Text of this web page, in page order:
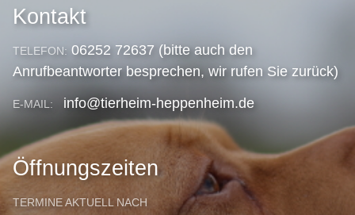
Kontakt
TELEFON: 06252 72637 (bitte auch den
Anrufbeantworter besprechen, wir rufen Sie zurück)
E-MAIL: info@tierheim-heppenheim.de
Öffnungszeiten
TERMINE AKTUELL NACH